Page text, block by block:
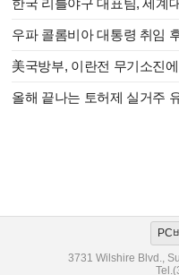
한국 리틀야구 대표팀, 세계
우파 콜롬비아 대통령 취임
美국방부, 이란전 무기소진
올해 끝나는 토허제 실거주
PC
3731 Wilshire Blvd.,